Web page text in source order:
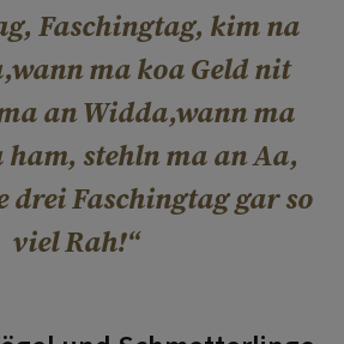
Faschingtag, kim na
ma koa Geld nit
an Widda,wann ma
stehln ma an Aa,
drei Faschingtag gar so
viel Rah!